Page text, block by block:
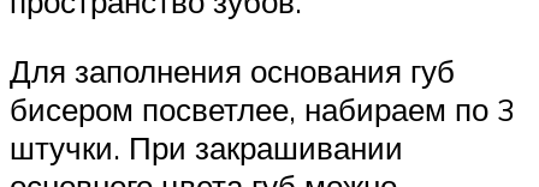
Для заполнения основания губ
бисером посветлее, набираем по 3
штучки. При закрашивании